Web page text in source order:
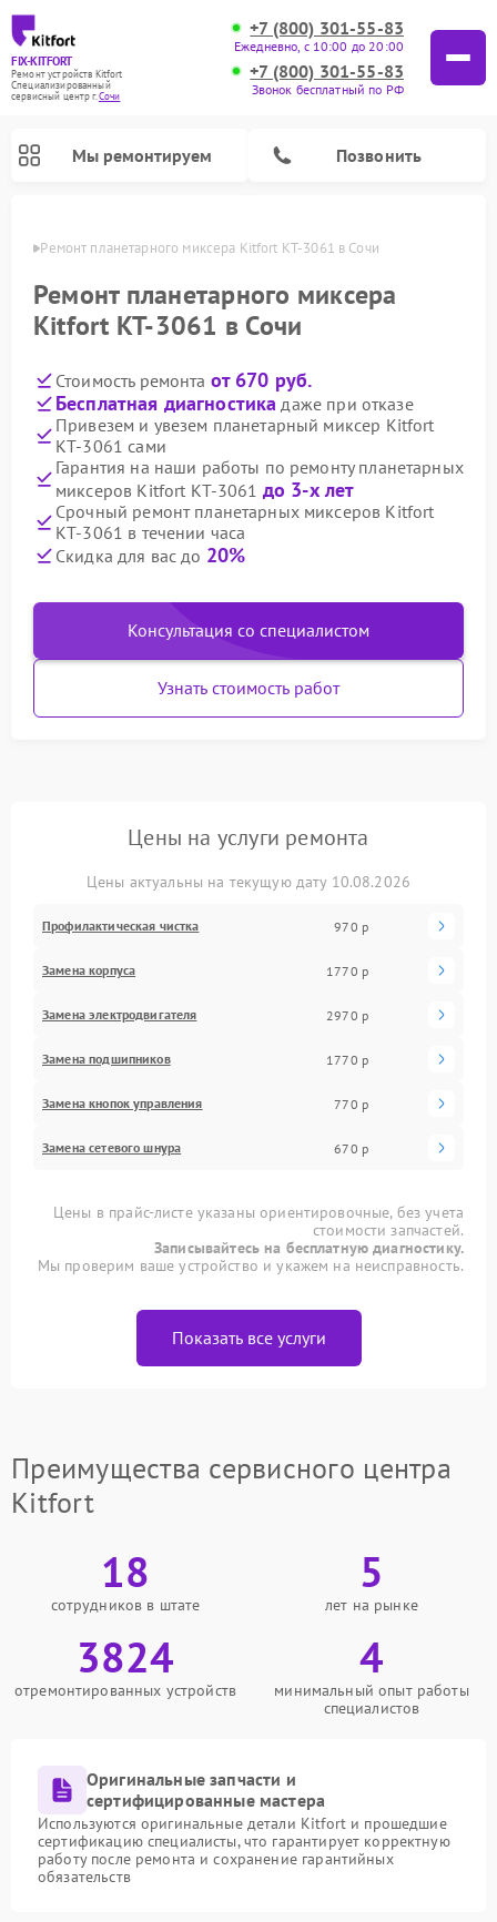
FIX-KITFORT
Ремонт устройств Kitfort
Специализированный
cервисный центр г.Сочи
+7 (800) 301-55-83
Ежедневно, с 10:00 до 20:00
+7 (800) 301-55-83
Звонок бесплатный по РФ
Мы ремонтируем Позвонить
Ремонт планетарного миксера Kitfort КТ-3061 в Сочи
Ремонт планетарного миксера
Kitfort КТ-3061 в Сочи
Стоимость ремонта от 670 руб.
Бесплатная диагностика даже при отказе
Привезем и увезем планетарный миксер Kitfort
КТ-3061 сами
Гарантия на наши работы по ремонту планетарных
миксеров Kitfort КТ-3061 до 3-х лет
Срочный ремонт планетарных миксеров Kitfort
КТ-3061 в течении часа
Скидка для вас до 20%
Консультация со специалистом
Узнать стоимость работ
Цены на услуги ремонта
Цены актуальны на текущую дату 10.08.2026
Профилактическая чистка 970 р
Замена корпуса 1770 р
Замена электродвигателя 2970 р
Замена подшипников 1770 р
Замена кнопок управления 770 р
Замена сетевого шнура 670 р
Цены в прайс-листе указаны ориентировочные, без учета
стоимости запчастей.
Записывайтесь на бесплатную диагностику.
Мы проверим ваше устройство и укажем на неисправность.
Показать все услуги
Преимущества сервисного центра
Kitfort
18
сотрудников в штате
5
лет на рынке
3824
отремонтированных устройств
4
минимальный опыт работы
специалистов
Оригинальные запчасти и
сертифицированные мастера
Используются оригинальные детали Kitfort и прошедшие
сертификацию специалисты, что гарантирует корректную
работу после ремонта и сохранение гарантийных
обязательств